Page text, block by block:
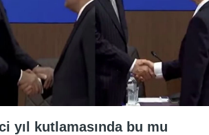
yıl kutlamasında bu mu